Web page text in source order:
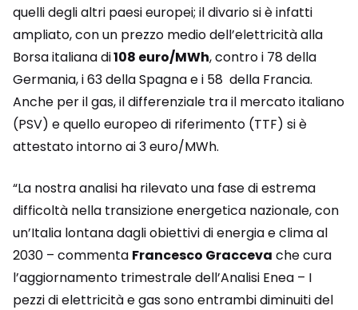
quelli degli altri paesi europei; il divario si è infatti
ampliato, con un prezzo medio dell’elettricità alla
Borsa italiana di108 euro/MWh, contro i 78 della
Germania, i 63 della Spagna e i 58 della Francia.
Anche per il gas, il differenziale tra il mercato italiano
(PSV) e quello europeo di riferimento (TTF) si è
attestato intorno ai 3 euro/MWh.
“La nostra analisi ha rilevato una fase di estrema
difficoltà nella transizione energetica nazionale, con
un’Italia lontana dagli obiettivi di energia e clima al
2030 – commenta Francesco Gracceva che cura
l’aggiornamento trimestrale dell’Analisi Enea – I
pezzi di elettricità e gas sono entrambi diminuiti del